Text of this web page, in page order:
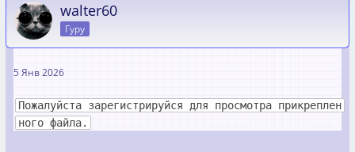
walter60
Гуру
5 Янв 2026
Пожалуйста зарегистрируйся для просмотра прикреплен
ного файла.